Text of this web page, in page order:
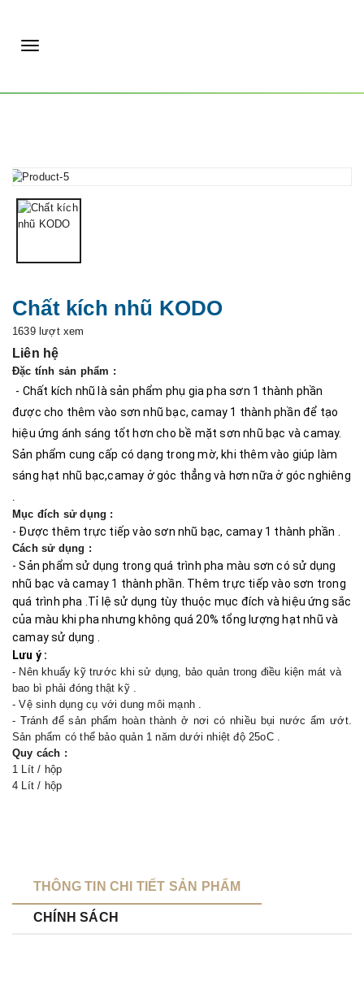
T
n
g
t
o
n
Chất kích nhũ KODO
1639 lượt xem
Liên hệ
Đặc tính sản phẩm :
- Chất kích nhũ là sản phẩm phụ gia pha sơn 1 thành phần
được cho thêm vào sơn nhũ bạc, camay 1 thành phần để tạo
hiệu ứng ánh sáng tốt hơn cho bề mặt sơn nhũ bạc và camay.
Sản phẩm cung cấp có dạng trong mờ, khi thêm vào giúp làm
sáng hạt nhũ bạc,camay ở góc thẳng và hơn nữa ở góc nghiêng
.
Mục đích sử dụng :
- Được thêm trực tiếp vào sơn nhũ bạc, camay 1 thành phần .
Cách sử dụng :
- Sản phẩm sử dụng trong quá trình pha màu sơn có sử dụng
nhũ bạc và camay 1 thành phần. Thêm trực tiếp vào sơn trong
quá trình pha .Tỉ lệ sử dụng tùy thuộc mục đích và hiệu ứng sắc
của màu khi pha nhưng không quá 20% tổng lượng hạt nhũ và
camay sử dụng .
Lưu ý :
- Nên khuấy kỹ trước khi sử dụng, bảo quản trong điều kiện mát và
bao bì phải đóng thật kỹ .
- Vệ sinh dụng cụ với dung môi mạnh .
- Tránh để sản phẩm hoàn thành ở nơi có nhiều bụi nước ẩm ướt.
Sản phẩm có thể bảo quản 1 năm dưới nhiệt độ 25oC .
Quy cách :
1 Lít / hộp
4 Lít / hộp
THÔNG TIN CHI TIẾT SẢN PHẨM
CHÍNH SÁCH